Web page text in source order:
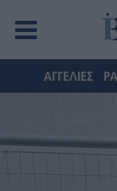
ΑΓΓΕΛΙΕΣ